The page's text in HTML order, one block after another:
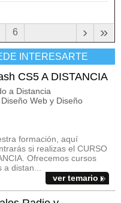
6 »
›
INTERESARTE
CS5 A DISTANCIA
a Distancia
Web y Diseño
formación, aquí
si realizas el CURSO
Ofrecemos cursos
distan...
ver temario